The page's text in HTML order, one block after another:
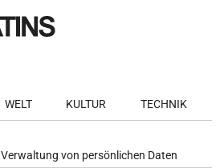
WELT KULTUR TECHNIK
Verwaltung von persönlichen Daten